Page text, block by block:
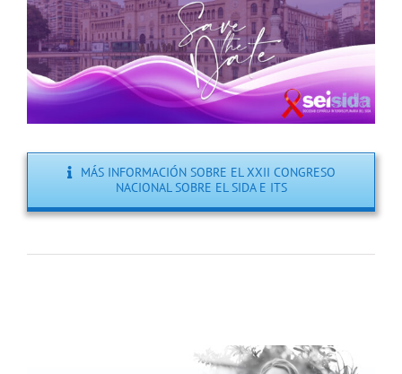
MÁS INFORMACIÓN SOBRE EL XXII CONGRESO
NACIONAL SOBRE EL SIDA E ITS